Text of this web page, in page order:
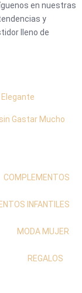
en nuestras
y
lleno de
Gastar Mucho
COMPLEMENTOS
INFANTILES
MODA MUJER
REGALOS